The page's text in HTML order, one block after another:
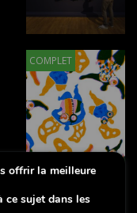
COMPLET
offrir la meilleure
ce sujet dans les